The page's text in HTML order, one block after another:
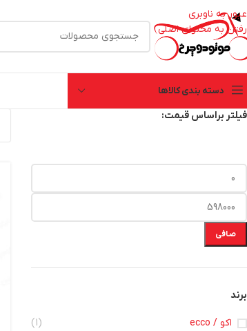
عبور به ناوبری
رفتن به محتوای اصلی
دسته بندی کالاها
فیلتر براساس قیمت:
صافی
برند
اکو / ecco
(1)